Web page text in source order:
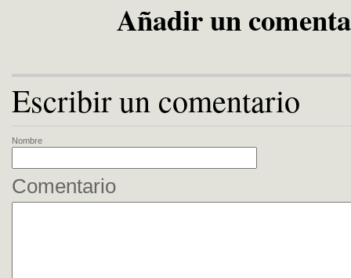
Añadir un
Escribir un comentario
Nombre
Comentario